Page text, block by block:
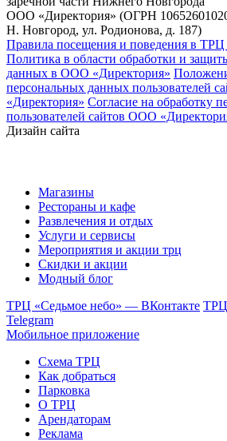
ООО «Директория» (ОГРН
Н. Новгород, ул. Родионова, д. 187)
Правила посещения и поведения в ТРЦ
Политика в области обработки и
данных в ООО «Директория»
персональных данных пользователей
«Директория» Согласие на обработку
пользователей сайтов ООО
Дизайн сайта
Магазины
Рестораны и кафе
Развлечения и отдых
Услуги и сервисы
Мероприятия и акции трц
Скидки и акции
Модный блог
ТРЦ «Седьмое небо» — ВКонтакте ТРЦ
Telegram
Мобильное приложение
Схема ТРЦ
Как добраться
Парковка
О ТРЦ
Арендаторам
Реклама